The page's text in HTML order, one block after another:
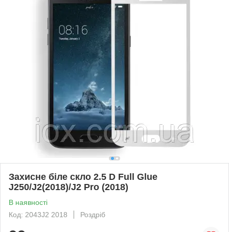
Захисне біле скло 2.5 D Full Glue
J250/J2(2018)/J2 Pro (2018)
В наявності
Код: 2043J2 2018
Роздріб